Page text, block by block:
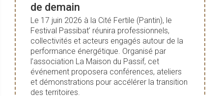
de demain
Le 17 juin 2026 à la Cité Fertile (Pantin), le
Festival Passibat’ réunira professionnels,
collectivités et acteurs engagés autour de la
performance énergétique. Organisé par
l’association La Maison du Passif, cet
événement proposera conférences, ateliers
et démonstrations pour accélérer la transition
des territoires.